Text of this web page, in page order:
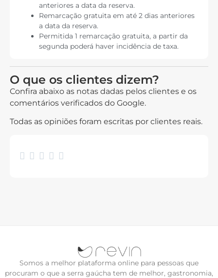
anteriores a data da reserva.
Remarcação gratuita em até 2 dias anteriores
a data da reserva.
Permitida 1 remarcação gratuita, a partir da
segunda poderá haver incidência de taxa.
O que os clientes dizem?
Confira abaixo as notas dadas pelos clientes e os
comentários verificados do Google.
Todas as opiniões foram escritas por clientes reais.
    
Somos a melhor plataforma online para pessoas que
procuram o que a serra gaúcha tem de melhor, gastronomia,